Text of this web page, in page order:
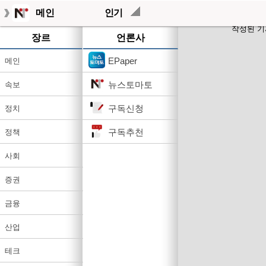
메인 인기
장르
메인
속보
정치
정책
사회
증권
금융
산업
테크
언론사
EPaper
뉴스토마토
구독신청
구독추천
작성된